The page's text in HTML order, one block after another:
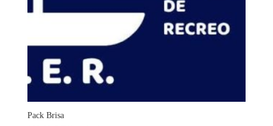
Pack Brisa